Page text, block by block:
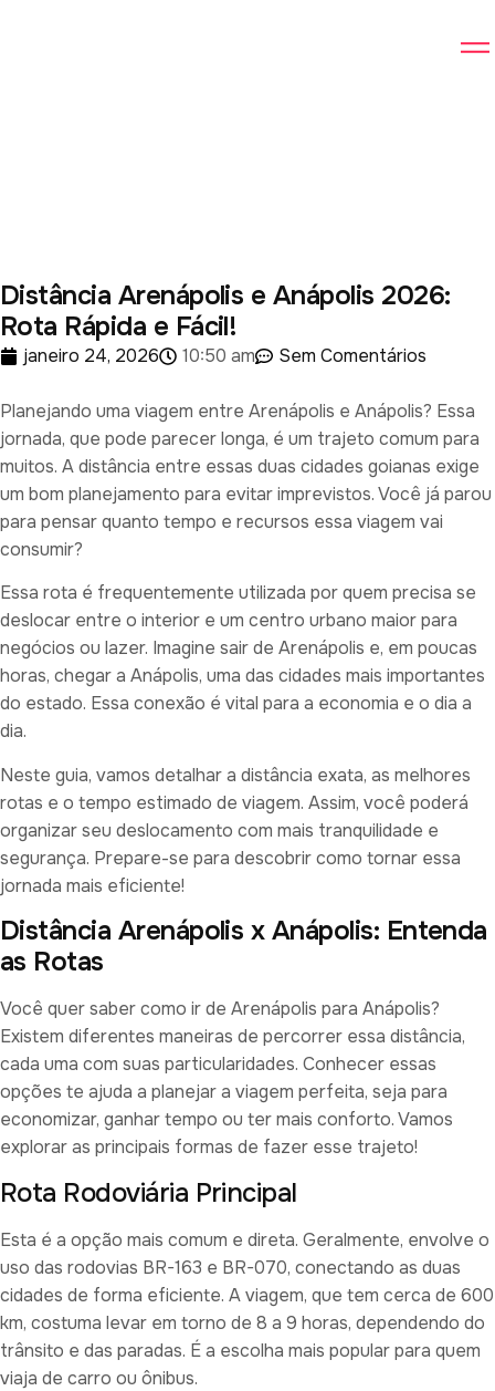
Distância Arenápolis e Anápolis 2026:
Rota Rápida e Fácil!
janeiro 24, 2026 10:50 am Sem Comentários
Planejando uma viagem entre Arenápolis e Anápolis? Essa
jornada, que pode parecer longa, é um trajeto comum para
muitos. A distância entre essas duas cidades goianas exige
um bom planejamento para evitar imprevistos. Você já parou
para pensar quanto tempo e recursos essa viagem vai
consumir?
Essa rota é frequentemente utilizada por quem precisa se
deslocar entre o interior e um centro urbano maior para
negócios ou lazer. Imagine sair de Arenápolis e, em poucas
horas, chegar a Anápolis, uma das cidades mais importantes
do estado. Essa conexão é vital para a economia e o dia a
dia.
Neste guia, vamos detalhar a distância exata, as melhores
rotas e o tempo estimado de viagem. Assim, você poderá
organizar seu deslocamento com mais tranquilidade e
segurança. Prepare-se para descobrir como tornar essa
jornada mais eficiente!
Distância Arenápolis x Anápolis: Entenda
as Rotas
Você quer saber como ir de Arenápolis para Anápolis?
Existem diferentes maneiras de percorrer essa distância,
cada uma com suas particularidades. Conhecer essas
opções te ajuda a planejar a viagem perfeita, seja para
economizar, ganhar tempo ou ter mais conforto. Vamos
explorar as principais formas de fazer esse trajeto!
Rota Rodoviária Principal
Esta é a opção mais comum e direta. Geralmente, envolve o
uso das rodovias BR-163 e BR-070, conectando as duas
cidades de forma eficiente. A viagem, que tem cerca de 600
km, costuma levar em torno de 8 a 9 horas, dependendo do
trânsito e das paradas. É a escolha mais popular para quem
viaja de carro ou ônibus.